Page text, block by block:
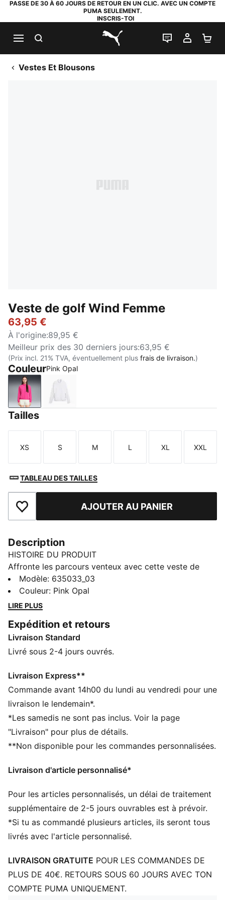
PASSE DE 30 À 60 JOURS DE RETOUR EN UN CLIC. AVEC UN COMPTE
PUMA SEULEMENT.
INSCRIS-TOI
PUMA.com
LIVE CHAT
MON
Vestes Et Blousons
Veste de golf Wind Femme
63,95 €
À l'origine:89,95 €
Meilleur prix des 30 derniers jours:63,95 €
(Prix incl. 21% TVA, éventuellement plus frais de livraison.)
CouleurPink Opal
Pink Opal White Glow
Tailles
Taille
XS
Taille
S
Taille
M
Taille
L
Taille
XL
Taille
XXL
TABLEAU DES TAILLES
Ajouter aux favorisAJOUTER AU PANIER
Description
HISTOIRE DU PRODUIT
Affronte les parcours venteux avec cette veste de
golf. Confort léger, tissu anti-transpiration et
extensibilité facilitent un swing fluide et une
concentration maximale. Les bords et poignets
confiante et prête à chaque coup.
CARACTÉRISTIQUES + AVANTAGES
Confectionné à partir de matériaux 100 % recyclés,
DÉTAILS
Coupe : Régulière
Matière principale : Dobby
Manches longues
Fermeture : Fermeture éclair intégrale
Longueur : Veste standard
Modèle: 635033_03
Couleur: Pink Opal
LIRE PLUS
Expédition et retours
Livraison Standard
Livré sous 2-4 jours ouvrés.
Livraison Express**
Commande avant 14h00 du lundi au vendredi pour une
livraison le lendemain*.
*Les samedis ne sont pas inclus. Voir la page
"Livraison" pour plus de détails.
**Non disponible pour les commandes personnalisées.
Livraison d'article personnalisé*
Pour les articles personnalisés, un délai de traitement
supplémentaire de 2-5 jours ouvrables est à prévoir.
*Si tu as commandé plusieurs articles, ils seront tous
livrés avec l'article personnalisé.
LIVRAISON GRATUITE POUR LES COMMANDES DE
PLUS DE 40€. RETOURS SOUS 60 JOURS AVEC TON
COMPTE PUMA UNIQUEMENT.